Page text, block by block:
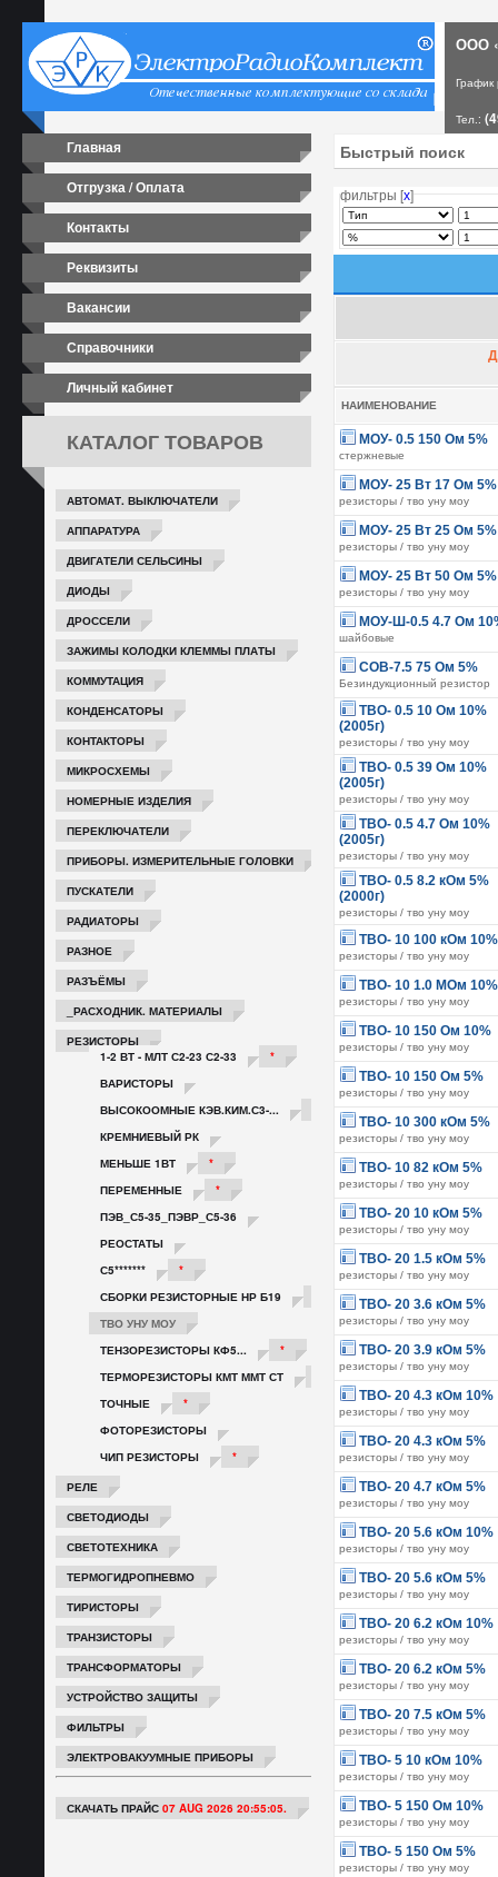
ООО
Тел.:
Главная
Отгрузка / Оплата
Контакты
Реквизиты
Вакансии
Справочники
Личный кабинет
КАТАЛОГ ТОВАРОВ
АВТОМАТ. ВЫКЛЮЧАТЕЛИ
АППАРАТУРА
ДВИГАТЕЛИ СЕЛЬСИНЫ
ДИОДЫ
ДРОССЕЛИ
ЗАЖИМЫ КОЛОДКИ КЛЕММЫ ПЛАТЫ
КОММУТАЦИЯ
КОНДЕНСАТОРЫ
КОНТАКТОРЫ
МИКРОСХЕМЫ
НОМЕРНЫЕ ИЗДЕЛИЯ
ПЕРЕКЛЮЧАТЕЛИ
ПРИБОРЫ. ИЗМЕРИТЕЛЬНЫЕ ГОЛОВКИ
ПУСКАТЕЛИ
РАДИАТОРЫ
РАЗНОЕ
РАЗЪЁМЫ
_РАСХОДНИК. МАТЕРИАЛЫ
РЕЗИСТОРЫ
1-2 ВТ - МЛТ С2-23 С2-33
*
ВАРИСТОРЫ
ВЫСОКООМНЫЕ КЭВ.КИМ.С3-...
КРЕМНИЕВЫЙ РК
МЕНЬШЕ 1ВТ
*
ПЕРЕМЕННЫЕ
*
ПЭВ_С5-35_ПЭВР_С5-36
РЕОСТАТЫ
С5*******
*
СБОРКИ РЕЗИСТОРНЫЕ НР Б19
ТВО УНУ МОУ
ТЕНЗОРЕЗИСТОРЫ КФ5...
*
ТЕРМОРЕЗИСТОРЫ КМТ ММТ СТ
ТОЧНЫЕ
*
ФОТОРЕЗИСТОРЫ
ЧИП РЕЗИСТОРЫ
*
РЕЛЕ
СВЕТОДИОДЫ
СВЕТОТЕХНИКА
ТЕРМОГИДРОПНЕВМО
ТИРИСТОРЫ
ТРАНЗИСТОРЫ
ТРАНСФОРМАТОРЫ
УСТРОЙСТВО ЗАЩИТЫ
ФИЛЬТРЫ
ЭЛЕКТРОВАКУУМНЫЕ ПРИБОРЫ
СКАЧАТЬ ПРАЙС 07 AUG 2026 20:55:05.
фильтры [х]
НАИМЕНОВАНИЕ
МОУ- 0.5 150 Ом 5%
стержневые
МОУ- 25 Вт 17 Ом 5%
резисторы / тво уну моу
МОУ- 25 Вт 25 Ом 5%
резисторы / тво уну моу
МОУ- 25 Вт 50 Ом 5%
резисторы / тво уну моу
МОУ-Ш-0.5 4.7 Ом
шайбовые
СОВ-7.5 75 Ом 5%
Безиндукционный резистор
ТВО- 0.5 10 Ом 10%
(2005г)
резисторы / тво уну моу
ТВО- 0.5 39 Ом 10%
(2005г)
резисторы / тво уну моу
ТВО- 0.5 4.7 Ом 10%
(2005г)
резисторы / тво уну моу
ТВО- 0.5 8.2 кОм 5%
(2000г)
резисторы / тво уну моу
ТВО- 10 100 кОм 10%
резисторы / тво уну моу
ТВО- 10 1.0 МОм 10%
резисторы / тво уну моу
ТВО- 10 150 Ом 10%
резисторы / тво уну моу
ТВО- 10 150 Ом 5%
резисторы / тво уну моу
ТВО- 10 300 кОм 5%
резисторы / тво уну моу
ТВО- 10 82 кОм 5%
резисторы / тво уну моу
ТВО- 20 10 кОм 5%
резисторы / тво уну моу
ТВО- 20 1.5 кОм 5%
резисторы / тво уну моу
ТВО- 20 3.6 кОм 5%
резисторы / тво уну моу
ТВО- 20 3.9 кОм 5%
резисторы / тво уну моу
ТВО- 20 4.3 кОм 10%
резисторы / тво уну моу
ТВО- 20 4.3 кОм 5%
резисторы / тво уну моу
ТВО- 20 4.7 кОм 5%
резисторы / тво уну моу
ТВО- 20 5.6 кОм 10%
резисторы / тво уну моу
ТВО- 20 5.6 кОм 5%
резисторы / тво уну моу
ТВО- 20 6.2 кОм 10%
резисторы / тво уну моу
ТВО- 20 6.2 кОм 5%
резисторы / тво уну моу
ТВО- 20 7.5 кОм 5%
резисторы / тво уну моу
ТВО- 5 10 кОм 10%
резисторы / тво уну моу
ТВО- 5 150 Ом 10%
резисторы / тво уну моу
ТВО- 5 150 Ом 5%
резисторы / тво уну моу